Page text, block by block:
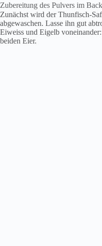
Zubereitung des Pulvers im
Zunächst wird der Thunfisch-
abgewaschen. Lasse ihn gut
Eiweiss und Eigelb
beiden Eier.